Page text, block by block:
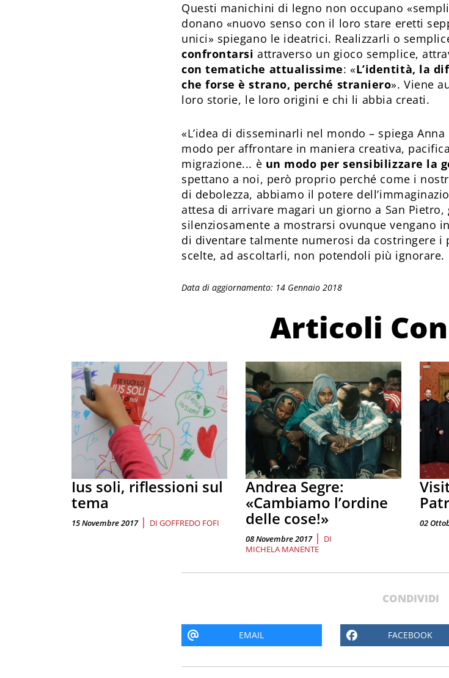
Questi manichini di legno non occupano
donano «nuovo senso con il loro stare eretti
unici» spiegano le ideatrici. Realizzarli o
confrontarsi attraverso un gioco semplice,
con tematiche attualissime: «L’identità, la
che forse è strano, perché straniero». Viene
loro storie, le loro origini e chi li abbia creati.
«L’idea di disseminarli nel mondo – spiega
modo per affrontare in maniera creativa,
migrazione... è un modo per sensibilizzare la
spettano a noi, però proprio perché come i
di debolezza, abbiamo il potere
attesa di arrivare magari un giorno a San
silenziosamente a mostrarsi ovunque vengano
di diventare talmente numerosi da costringere
scelte, ad ascoltarli, non potendoli più ignorare.
Data di aggiornamento: 14 Gennaio 2018
Articoli
Ius soli, riflessioni sul
tema
15 Novembre 2017 | DI GOFFREDO FOFI
Andrea Segre:
«Cambiamo l’ordine
delle cose!»
08 Novembre 2017 | DI
MICHELA MANENTE
02
CONDIVIDI
EMAIL FACEBOOK